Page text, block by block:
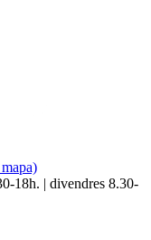
18h. | divendres 8.30-